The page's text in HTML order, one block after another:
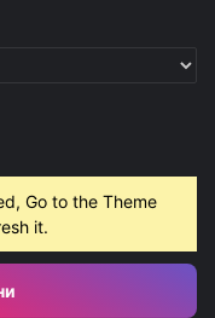
Go to the Theme
it.